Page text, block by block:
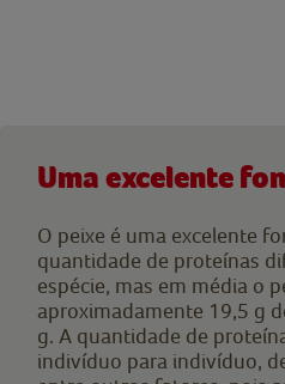
Uma excelente
O peixe é uma excelente
quantidade de proteínas
espécie, mas em média o
aproximadamente 19,5 g
g. A quantidade de
indivíduo para indivíduo,